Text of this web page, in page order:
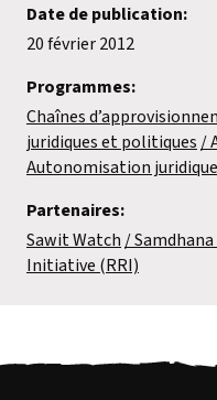
Date de publication:
20 février 2012
Programmes:
Chaînes
juridiques et politiques
Autonomisation juridique
Partenaires:
Sawit Watch
Initiative (RRI)